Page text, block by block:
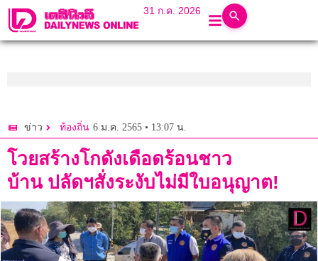
31 ก.ค. 2026
ข่าว ท้องถิ่น 6 ม.ค. 2565 • 13:07 น.
โวยสร้างโกดังเดือดร้อนชาว
บ้าน ปลัดฯสั่งระงับไม่มีใบอนุญาต!